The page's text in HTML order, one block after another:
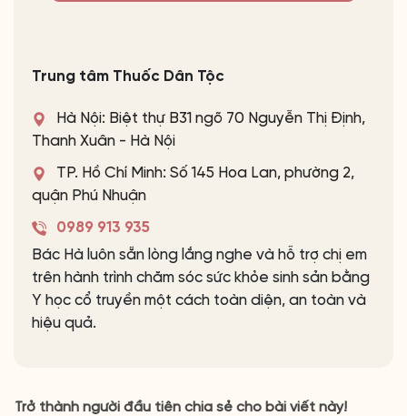
Trung tâm Thuốc Dân Tộc
Hà Nội: Biệt thự B31 ngõ 70 Nguyễn Thị Định,
Thanh Xuân - Hà Nội
TP. Hồ Chí Minh: Số 145 Hoa Lan, phường 2,
quận Phú Nhuận
0989 913 935
Bác Hà luôn sẵn lòng lắng nghe và hỗ trợ chị em
trên hành trình chăm sóc sức khỏe sinh sản bằng
Y học cổ truyền một cách toàn diện, an toàn và
hiệu quả.
Trở thành người đầu tiên chia sẻ cho bài viết này!